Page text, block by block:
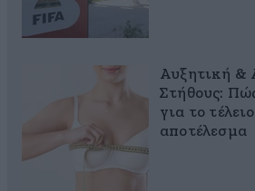
Αυξητική &
Στήθους:
για το
αποτέλεσμα